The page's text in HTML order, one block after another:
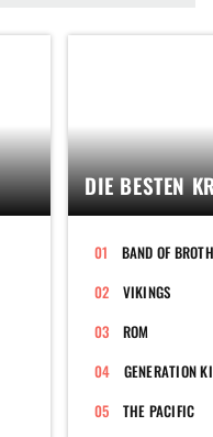
DIE BESTEN
VIKINGS
ROM
GENERATION
THE PACIFIC